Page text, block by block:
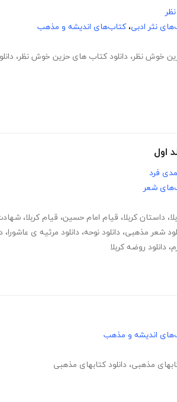
نثر ادبی، کتاب‌های اندیشه و مذهب
خوش نظر، دانلود کتاب های حزین خوش نظر،
اول
فرد
شعر
، داستان کربلا، قیام امام حسین، قیام کربلا،
شعر مذهبی، دانلود نوحه، دانلود مرثیه ی عاشورا،
، دانلود روضه کربلا
اندیشه و مذهب
مذهبی، دانلود کتابهای مذهبی